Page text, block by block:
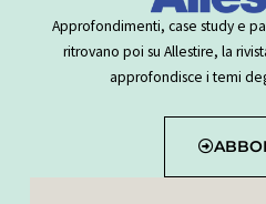
Approfondimenti, case study e
ritrovano poi su Allestire, la
approfondisce i temi